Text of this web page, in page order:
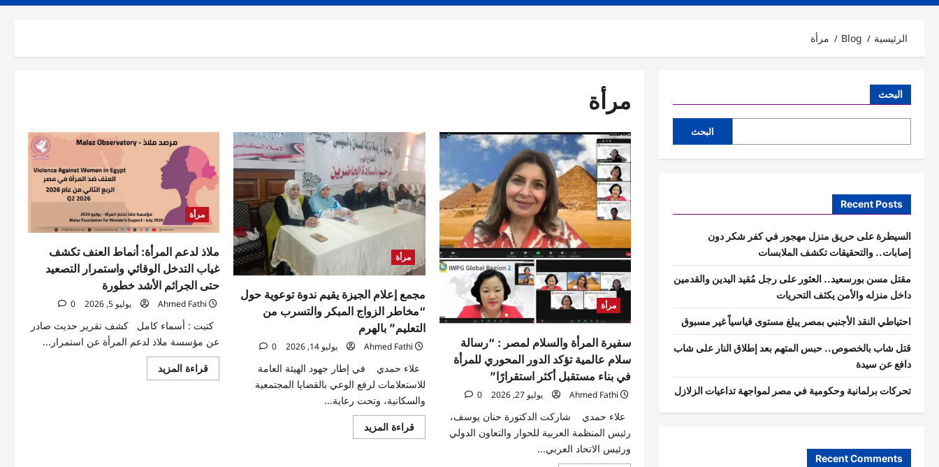
الرئيسية Blog مرأة
مرأة
مرأة
سفيرة المرأة والسلام لمصر : “رسالة
سلام عالمية تؤكد الدور المحوري للمرأة
في بناء مستقبل أكثر استقرارًا”
Ahmed Fathi يوليو 27, 2026 0
علاء حمدي شاركت الدكتورة حنان يوسف،
رئيس المنظمة العربية للحوار والتعاون الدولي
ورئيس الاتحاد العربي...
مرأة
مجمع إعلام الجيزة يقيم ندوة توعوية حول
“مخاطر الزواج المبكر والتسرب من
التعليم” بالهرم
Ahmed Fathi يوليو 14, 2026 0
علاء حمدي في إطار جهود الهيئة العامة
للاستعلامات لرفع الوعي بالقضايا المجتمعية
والسكانية، وتحت رعاية...
قراءة المزيداقرأ
المزيد
مرأة
ملاذ لدعم المرأة: أنماط العنف تكشف
غياب التدخل الوقائي واستمرار التصعيد
حتى الجرائم الأشد خطورة
Ahmed Fathi يوليو 5, 2026 0
كتبت : أسماء كامل كشف تقرير حديث صادر
عن مؤسسة ملاذ لدعم المرأة عن استمرار...
قراءة المزيد
المزيد
البحث
البحث
Recent Posts
السيطرة على حريق منزل مهجور في كفر شكر دون
إصابات.. والتحقيقات تكشف الملابسات
مقتل مسن بورسعيد.. العثور على رجل مُقيد اليدين والقدمين
داخل منزله والأمن يكثف التحريات
احتياطي النقد الأجنبي بمصر يبلغ مستوى قياسياً غير مسبوق
قتل شاب بالخصوص.. حبس المتهم بعد إطلاق النار على شاب
دافع عن سيدة
تحركات برلمانية وحكومية في مصر لمواجهة تداعيات الزلازل
Recent Comments